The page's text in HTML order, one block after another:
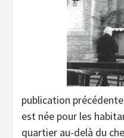
publication
est née pour les
quartier au-delà du